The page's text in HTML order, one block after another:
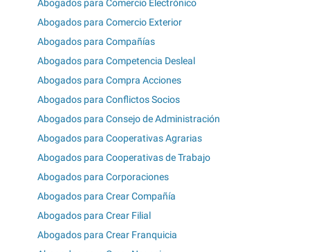
Abogados para Comercio Electrónico
Abogados para Comercio Exterior
Abogados para Compañías
Abogados para Competencia Desleal
Abogados para Compra Acciones
Abogados para Conflictos Socios
Abogados para Consejo de Administración
Abogados para Cooperativas Agrarias
Abogados para Cooperativas de Trabajo
Abogados para Corporaciones
Abogados para Crear Compañía
Abogados para Crear Filial
Abogados para Crear Franquicia